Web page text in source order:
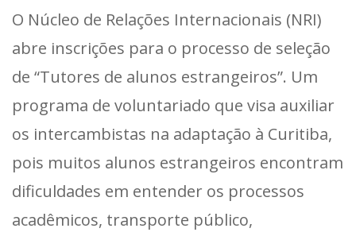
O Núcleo de Relações Internacionais (NRI)
abre inscrições para o processo de seleção
de “Tutores de alunos estrangeiros”. Um
programa de voluntariado que visa auxiliar
os intercambistas na adaptação à Curitiba,
pois muitos alunos estrangeiros encontram
dificuldades em entender os processos
acadêmicos, transporte público,